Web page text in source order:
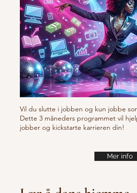
Vil du slutte i jobben og kun jobbe
Dette 3 måneders programmet vil
jobber og kickstarte karrieren din!
Mer info